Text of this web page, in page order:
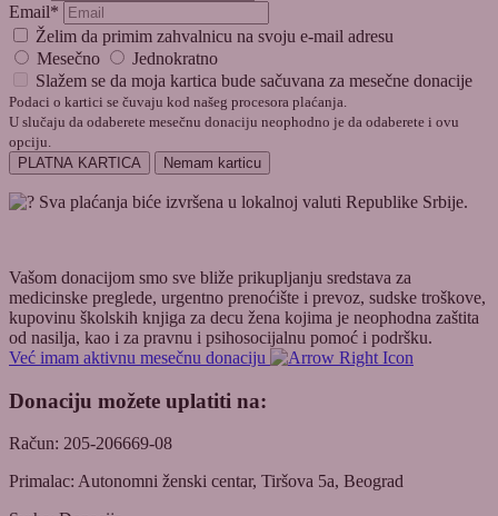
Email*
Želim da primim zahvalnicu na svoju e-mail adresu
Mesečno
Jednokratno
Slažem se da moja kartica bude sačuvana za mesečne donacije
Podaci o kartici se čuvaju kod našeg procesora plaćanja.
U slučaju da odaberete mesečnu donaciju neophodno je da odaberete i ovu
opciju.
PLATNA KARTICA
Nemam karticu
Sva plaćanja biće izvršena u lokalnoj valuti Republike Srbije.
Vašom donacijom smo sve bliže prikupljanju sredstava za
medicinske preglede, urgentno prenoćište i prevoz, sudske troškove,
kupovinu školskih knjiga za decu žena kojima je neophodna zaštita
od nasilja, kao i za pravnu i psihosocijalnu pomoć i podršku.
Već imam aktivnu mesečnu donaciju
Donaciju možete uplatiti na:
Račun: 205-206669-08
Primalac: Autonomni ženski centar, Tiršova 5a, Beograd